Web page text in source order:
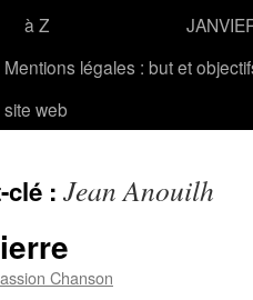
à Z
Mentions légales : but et
site web
: Jean Anouilh
Chanson